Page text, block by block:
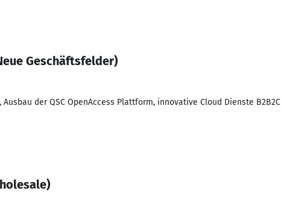
Geschäftsfelder)
der QSC OpenAccess Plattform, innovative Cloud Dienste B2B2C